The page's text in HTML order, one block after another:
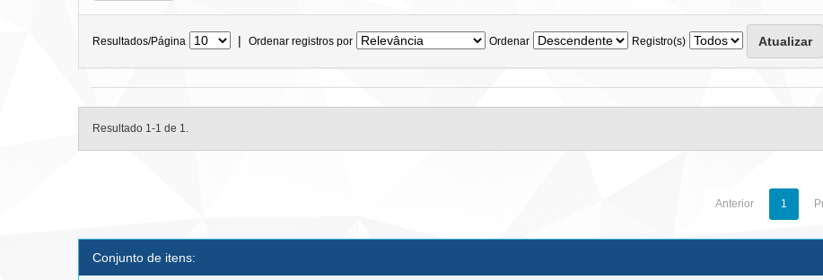
Resultados/Página | Ordenar registros por Ordenar Registro(s)
Resultado 1-1 de 1.
Anterior 1
Conjunto de itens: